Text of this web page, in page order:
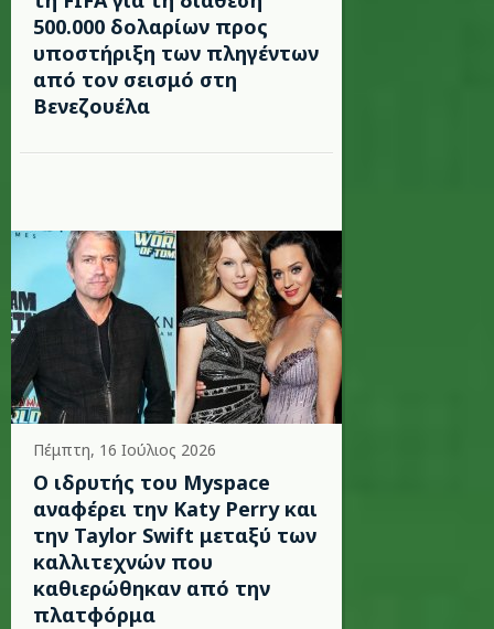
500.000 δολαρίων προς
υποστήριξη των πληγέντων
από τον σεισμό στη
Βενεζουέλα
Πέμπτη, 16 Ιούλιος 2026
Ο ιδρυτής του Myspace
αναφέρει την Katy Perry και
την Taylor Swift μεταξύ των
καλλιτεχνών που
καθιερώθηκαν από την
πλατφόρμα